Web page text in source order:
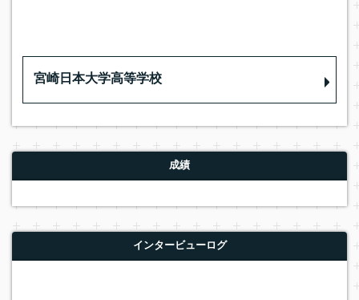
宮崎日本大学高等学校
成績
インタービューログ